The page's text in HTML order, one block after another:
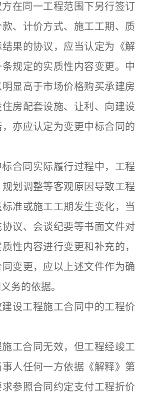
同一工程范围下另行签订
、计价方式、施工工期、质
果的协议，应当认定为《解
规定的实质性内容变更。中
显高于市场价格购买承建房
房配套设施、让利、向建设
亦应认定为变更中标合同的
同实际履行过程中，工程
划调整等客观原因导致工程
准或施工工期发生变化，当
议、会谈纪要等书面文件对
性内容进行变更和补充的，
变更，应以上述文件作为确
务的依据。
工程施工合同中的工程价
合同无效，但工程经竣工
人任何一方依据《解释》第
参照合同约定支付工程折价